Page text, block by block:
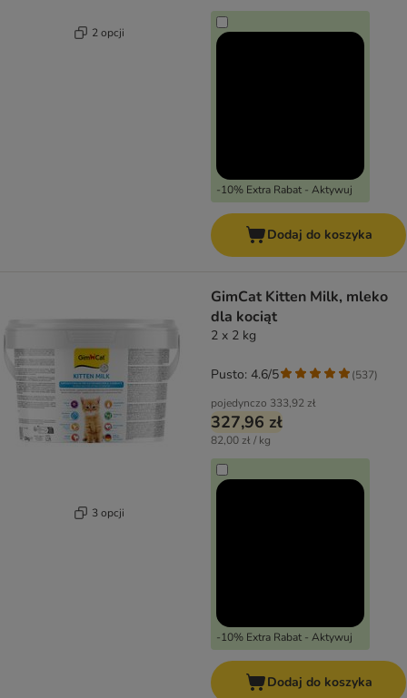
2 opcji
-10% Extra Rabat - Aktywuj
Dodaj do koszyka
3 opcji
GimCat Kitten Milk, mleko
dla kociąt
2 x 2 kg
pojedynczo 333,92 zł
327,96 zł
82,00 zł / kg
-10% Extra Rabat - Aktywuj
Pusto: 4.6/5 (537)
Dodaj do koszyka